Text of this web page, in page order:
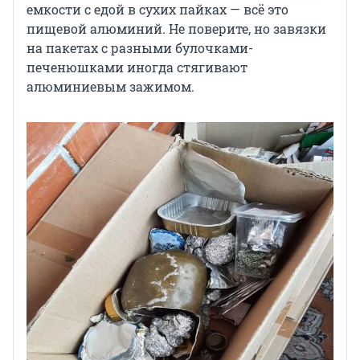
емкости с едой в сухих пайках — всё это
пищевой алюминий. Не поверите, но завязки
на пакетах с разными булочками-
печенюшками иногда стягивают
алюминиевым зажимом.